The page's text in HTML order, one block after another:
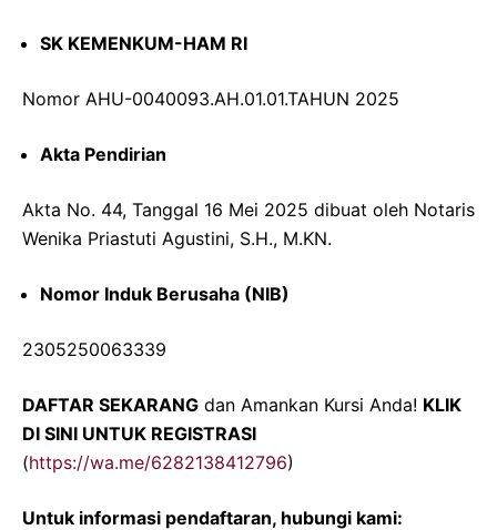
SK KEMENKUM-HAM RI
Nomor AHU-0040093.AH.01.01.TAHUN 2025
Akta Pendirian
Akta No. 44, Tanggal 16 Mei 2025 dibuat oleh Notaris
Wenika Priastuti Agustini, S.H., M.KN.
Nomor Induk Berusaha (NIB)
2305250063339
DAFTAR SEKARANG dan Amankan Kursi Anda! KLIK
DI SINI UNTUK REGISTRASI
(https://wa.me/6282138412796)
Untuk informasi pendaftaran, hubungi kami: